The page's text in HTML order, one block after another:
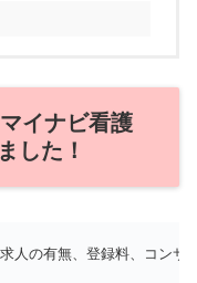
イナビ看護
した！
人の有無、登録料、コン